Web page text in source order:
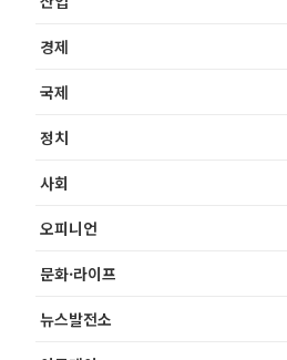
경제
국제
정치
사회
오피니언
문화·라이프
뉴스발전소